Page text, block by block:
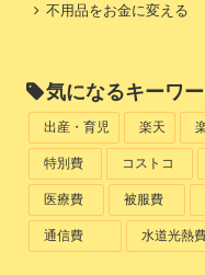
不用品をお金に変える
気になるキーワ
出産・育児 楽天
特別費 コストコ
医療費 被服費
通信費 水道光熱